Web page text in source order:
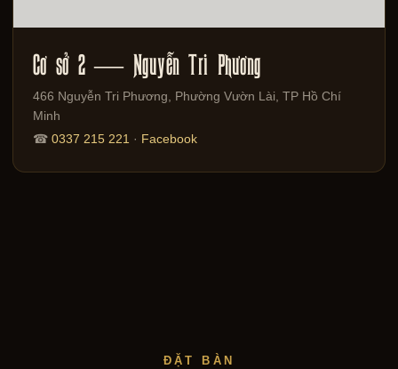
Cơ sở 2 — Nguyễn Tri Phương
466 Nguyễn Tri Phương, Phường Vườn Lài, TP Hồ Chí
Minh
☎ 0337 215 221 · Facebook
ĐẶT BÀN